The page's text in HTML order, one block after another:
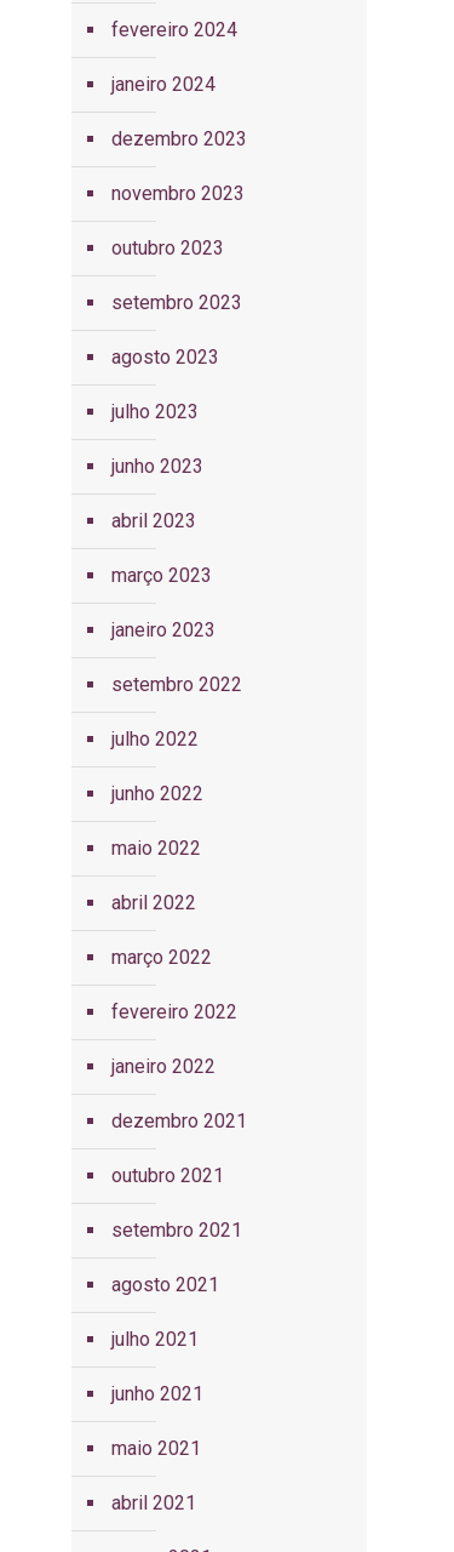
fevereiro 2024
janeiro 2024
dezembro 2023
novembro 2023
outubro 2023
setembro 2023
agosto 2023
julho 2023
junho 2023
abril 2023
março 2023
janeiro 2023
setembro 2022
julho 2022
junho 2022
maio 2022
abril 2022
março 2022
fevereiro 2022
janeiro 2022
dezembro 2021
outubro 2021
setembro 2021
agosto 2021
julho 2021
junho 2021
maio 2021
abril 2021